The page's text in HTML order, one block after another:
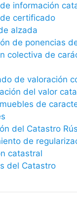
información
certificado
alzada
de ponencias
colectiva de
de valoración
del valor
de
del Catastro
de
catastral
del Catastro